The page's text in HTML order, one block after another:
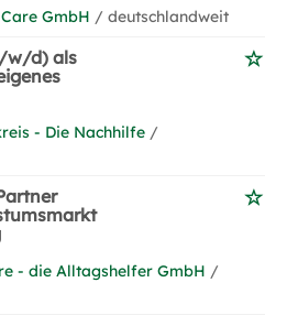
GmbH / deutschlandweit
w/d) als
- Die Nachhilfe /
- die Alltagshelfer GmbH /